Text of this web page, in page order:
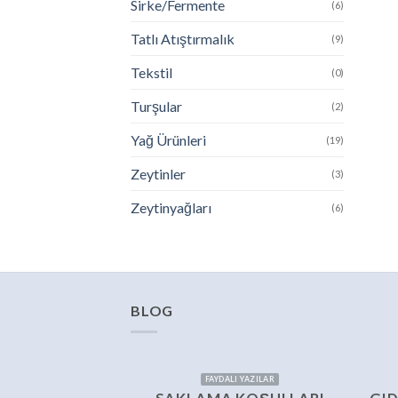
Sirke/Fermente (6)
Tatlı Atıştırmalık (9)
Tekstil (0)
Turşular (2)
Yağ Ürünleri (19)
Zeytinler (3)
Zeytinyağları (6)
BLOG
FAYDALI YAZILAR